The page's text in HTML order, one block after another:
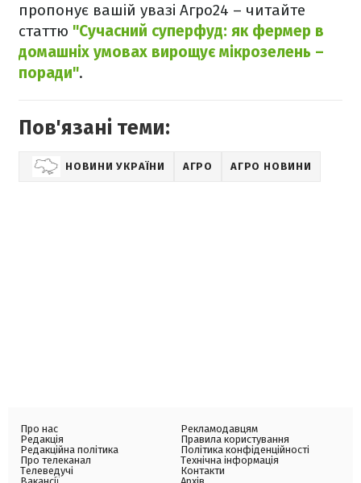
пропонує вашій увазі Агро24 – читайте
статтю "Сучасний суперфуд: як фермер в
домашніх умовах вирощує мікрозелень –
поради".
Пов'язані теми:
НОВИНИ УКРАЇНИ АГРО АГРО НОВИНИ
Про нас
Редакція
Редакційна політика
Про телеканал
Телеведучі
Рекламодавцям
Правила користування
Політика конфіденційності
Технічна інформація
Контакти